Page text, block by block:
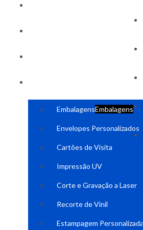
EmbalagensEmbalagens
Envelopes Personalizados
Cartões de Visita
Impressão UV
Corte e Gravação a Laser
Recorte de Vinil
Estampagem Personalizada